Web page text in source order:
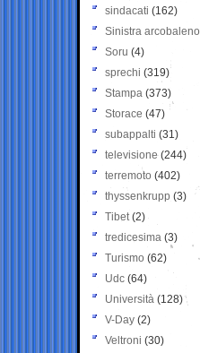
sindacati (162)
Sinistra arcobaleno
Soru (4)
sprechi (319)
Stampa (373)
Storace (47)
subappalti (31)
televisione(244)
terremoto (402)
thyssenkrupp (3)
Tibet(2)
tredicesima (3)
Turismo (62)
Udc (64)
Università (128)
V-Day (2)
Veltroni (30)